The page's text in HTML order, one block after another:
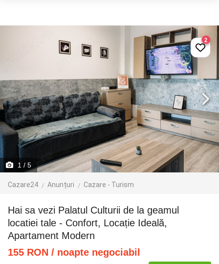
1 / 5
Cazare24 Anunțuri Cazare - Turism
2
Hai sa vezi Palatul Culturii de la geamul
locatiei tale - Confort, Locație Ideală,
Apartament Modern
155 RON / noapte negociabil